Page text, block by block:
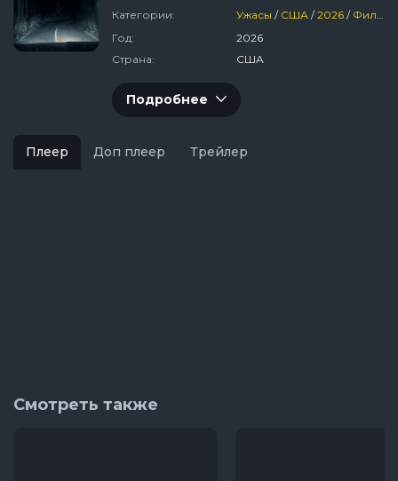
Категории: Ужасы / США /2026 / Фильмы
Год:
2026
Страна:
США
Подробнее
Плеер Доп плеер Трейлер
Смотреть также